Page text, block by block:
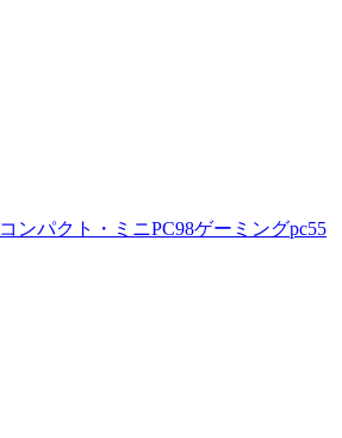
コンパクト・ミニPC98ゲーミングpc55